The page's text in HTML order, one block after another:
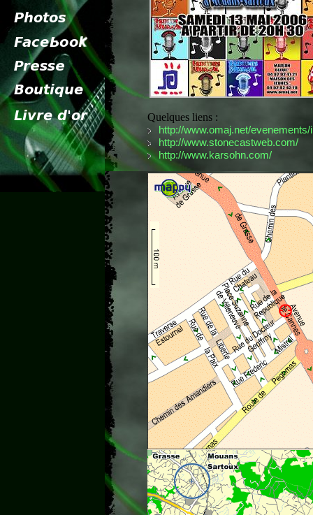
Quelques liens :
http://www.omaj.net/evenements/
http://www.stonecastweb.com/
http://www.karsohn.com/